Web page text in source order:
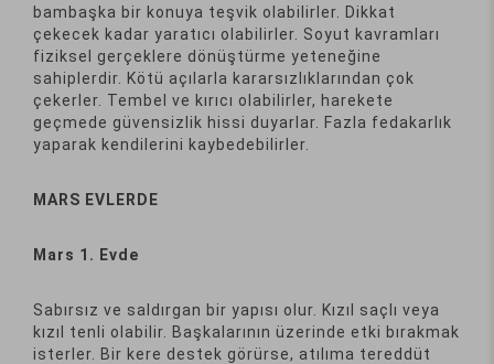
bambaşka bir konuya teşvik olabilirler. Dikkat
çekecek kadar yaratıcı olabilirler. Soyut kavramları
fiziksel gerçeklere dönüştürme yeteneğine
sahiplerdir. Kötü açılarla kararsızlıklarından çok
çekerler. Tembel ve kırıcı olabilirler, harekete
geçmede güvensizlik hissi duyarlar. Fazla fedakarlık
yaparak kendilerini kaybedebilirler.
MARS EVLERDE
Mars 1. Evde
Sabırsız ve saldırgan bir yapısı olur. Kızıl saçlı veya
kızıl tenli olabilir. Başkalarının üzerinde etki bırakmak
isterler. Bir kere destek görürse, atılıma tereddüt